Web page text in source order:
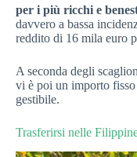
per i più ricchi e
davvero a bassa
reddito di 16 mila euro
A seconda degli
vi è poi un importo
gestibile.
Trasferirsi nelle